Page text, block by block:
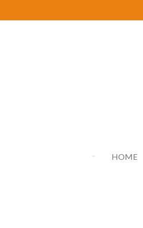
Hauptinhalt
HOME